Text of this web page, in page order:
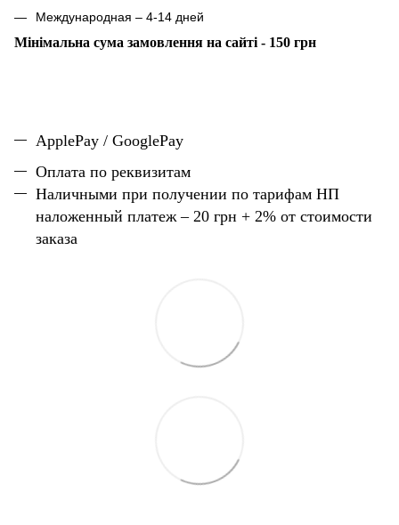
Международная – 4-14 дней
Мінімальна сума замовлення на сайті - 150 грн
ApplePay / GooglePay
Оплата по реквизитам
Наличными при получении по тарифам НП
наложенный платеж – 20 грн + 2% от стоимости
заказа